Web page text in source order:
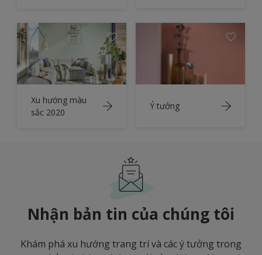
Xu hướng màu
sắc 2020
Ý tưởng
Nhận bản tin của chúng tôi
Khám phá xu hướng trang trí và các ý tưởng trong